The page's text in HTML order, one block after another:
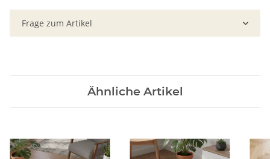
Frage zum Artikel
Ähnliche Artikel